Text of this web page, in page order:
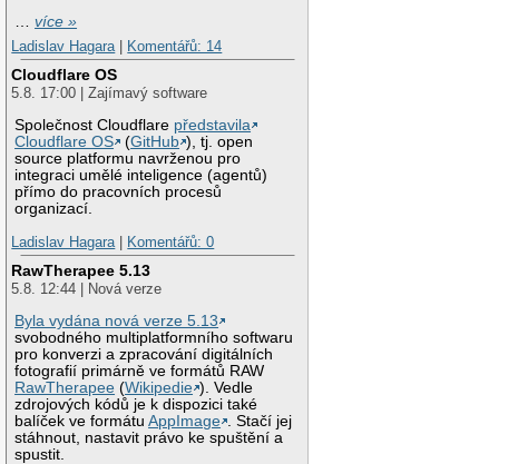
…více »
Ladislav Hagara | Komentářů: 14
Cloudflare OS
5.8. 17:00 | Zajímavý software
Společnost Cloudflare představila
Cloudflare OS
(GitHub ), tj. open
source platformu navrženou pro
integraci umělé inteligence (agentů)
přímo do pracovních procesů
organizací.
Ladislav Hagara | Komentářů: 0
RawTherapee 5.13
5.8. 12:44 | Nová verze
Byla vydána nová verze 5.13
svobodného multiplatformního softwaru
pro konverzi a zpracování digitálních
fotografií primárně ve formátů RAW
RawTherapee (Wikipedie ). Vedle
zdrojových kódů je k dispozici také
balíček ve formátuAppImage
. Stačí jej
stáhnout, nastavit právo ke spuštění a
spustit.